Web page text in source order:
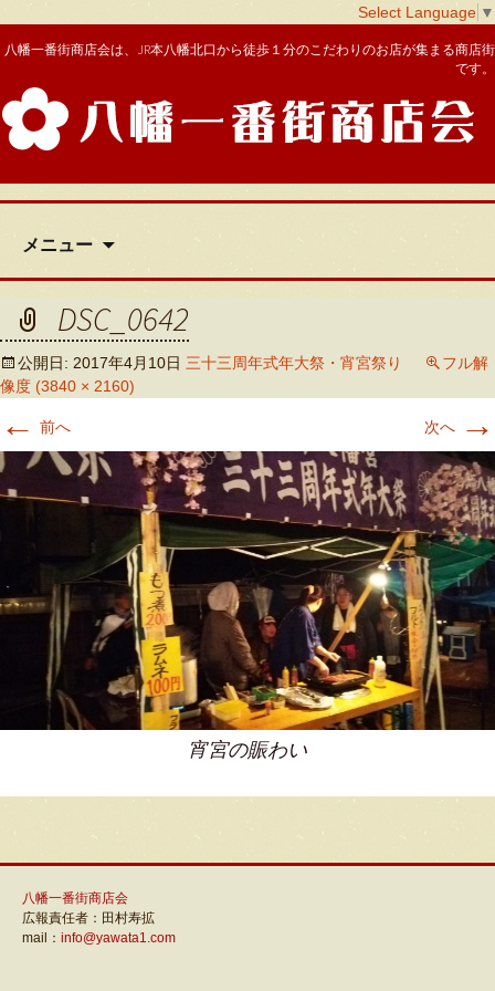
Select Language ▼
八幡一番街商店会
八幡一番街商店会は、JR本八幡北口から徒歩１分のこだわりのお店が集まる商店街
です。
メニュー
テ
ツ
へ
移
動
DSC_0642
公開日: 2017年4月10日 三十三周年式年大祭・宵宮祭り
フル解
像度 (3840 × 2160)
← 前へ 次へ →
宵宮の賑わい
八幡一番街商店会
広報責任者：田村寿拡
mail： info@yawata1.com